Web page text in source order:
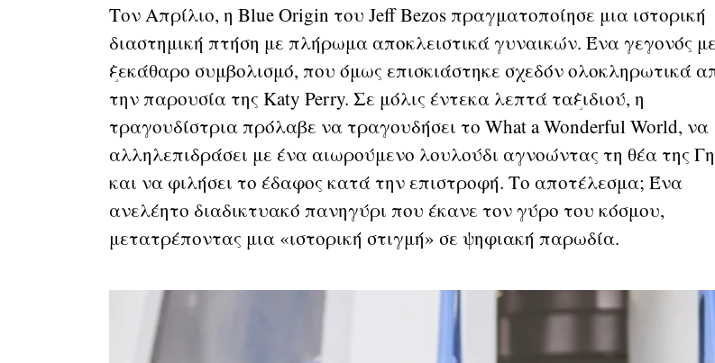
Τον Απρίλιο, η Blue Origin του Jeff Bezos πραγματοποίησε μια ιστορική
διαστημική πτήση με πλήρωμα αποκλειστικά γυναικών. Ένα γεγονός με
ξεκάθαρο συμβολισμό, που όμως επισκιάστηκε σχεδόν ολοκληρωτικά
την παρουσία της Katy Perry. Σε μόλις έντεκα λεπτά ταξιδιού, η
τραγουδίστρια πρόλαβε να τραγουδήσει το What a Wonderful World, να
αλληλεπιδράσει με ένα αιωρούμενο λουλούδι αγνοώντας τη θέα της
και να φιλήσει το έδαφος κατά την επιστροφή. Το αποτέλεσμα; Ένα
ανελέητο διαδικτυακό πανηγύρι που έκανε τον γύρο του κόσμου,
μετατρέποντας μια «ιστορική στιγμή» σε ψηφιακή παρωδία.